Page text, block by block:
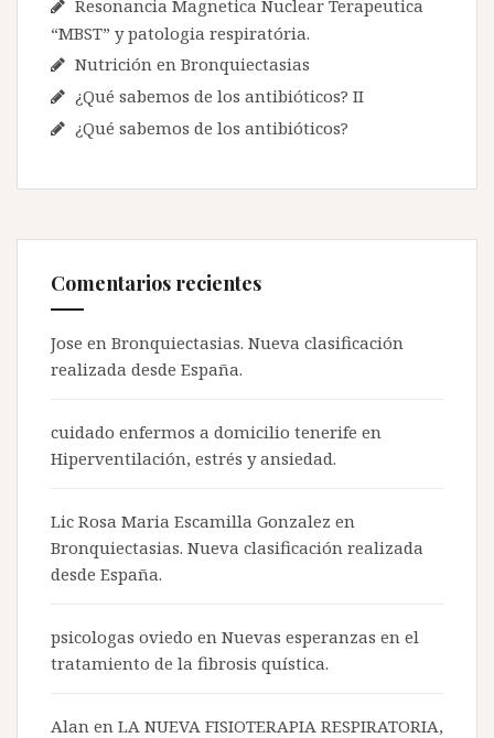
Resonancia Magnetica Nuclear Terapeutica
“MBST” y patologia respiratória.
Nutrición en Bronquiectasias
¿Qué sabemos de los antibióticos? II
¿Qué sabemos de los antibióticos?
Comentarios recientes
Jose en Bronquiectasias. Nueva clasificación
realizada desde España.
cuidado enfermos a domicilio tenerife en
Hiperventilación, estrés y ansiedad.
Lic Rosa Maria Escamilla Gonzalez en
Bronquiectasias. Nueva clasificación realizada
desde España.
psicologas oviedo en Nuevas esperanzas en el
tratamiento de la fibrosis quística.
Alan en LA NUEVA FISIOTERAPIA RESPIRATORIA,